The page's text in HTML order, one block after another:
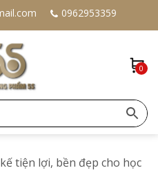
0962953359
0
tiện lợi, bền đẹp cho học